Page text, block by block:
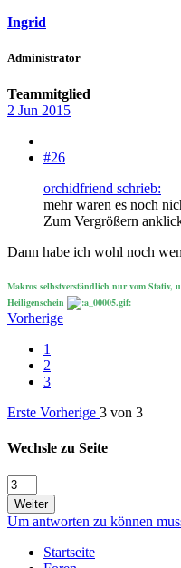
Ingrid
Administrator
Teammitglied
2 Jun 2015
#26
orchidfriend schrieb:
mehr waren es noch
Zum Vergrößern
Dann habe ich wohl noch
Makros selbstverständlich nur vom Stativ,
Heiligenschein
Vorherige
1
2
3
Erste Vorherige 3 von 3
Wechsle zu Seite
Weiter
Um antworten zu können
Startseite